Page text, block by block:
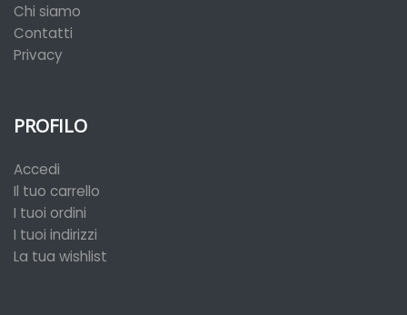
Chi siamo
Contatti
Privacy
PROFILO
Accedi
Il tuo carrello
I tuoi ordini
I tuoi indirizzi
La tua wishlist